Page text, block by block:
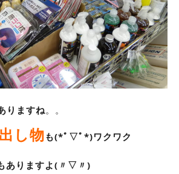
りますね。。
し物も(*ﾟ▽ﾟ*)ワクワク
ありますよ(〃▽〃)